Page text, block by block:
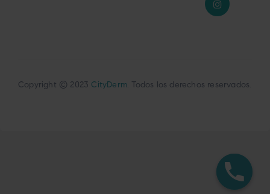
Copyright © 2023 CityDerm. Todos los derechos reservados.